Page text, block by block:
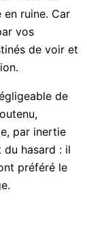
pitié,
du
nous et
yeux.
avez
trahi les
vos